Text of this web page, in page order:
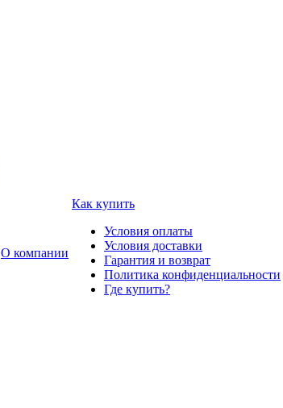
О компании
Как купить
Условия оплаты
Условия доставки
Гарантия и возврат
Политика конфиденциальности
Где купить?